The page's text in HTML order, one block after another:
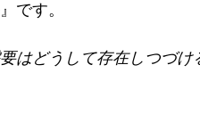
です。
はどうして存在しつづけ